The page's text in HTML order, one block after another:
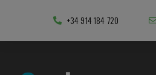
+34 914 184 720